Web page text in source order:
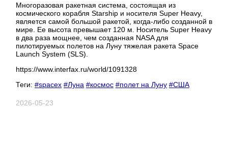
Многоразовая ракетная система, состоящая из
космического корабля Starship и носителя Super Heavy,
является самой большой ракетой, когда-либо созданной в
мире. Ее высота превышает 120 м. Носитель Super Heavy
в два раза мощнее, чем созданная NASA для
пилотируемых полетов на Луну тяжелая ракета Space
Launch System (SLS).
https://www.interfax.ru/world/1091328
Теги: #spacex #Луна #космос #полет на Луну #США
2026-05-23